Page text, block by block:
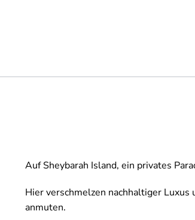
Auf Sheybarah Island, ein privates
Hier verschmelzen nachhaltiger
anmuten.